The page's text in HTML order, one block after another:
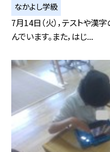
なかよし学級
7月14日（火），テストや漢
んでいます。また，はじ...